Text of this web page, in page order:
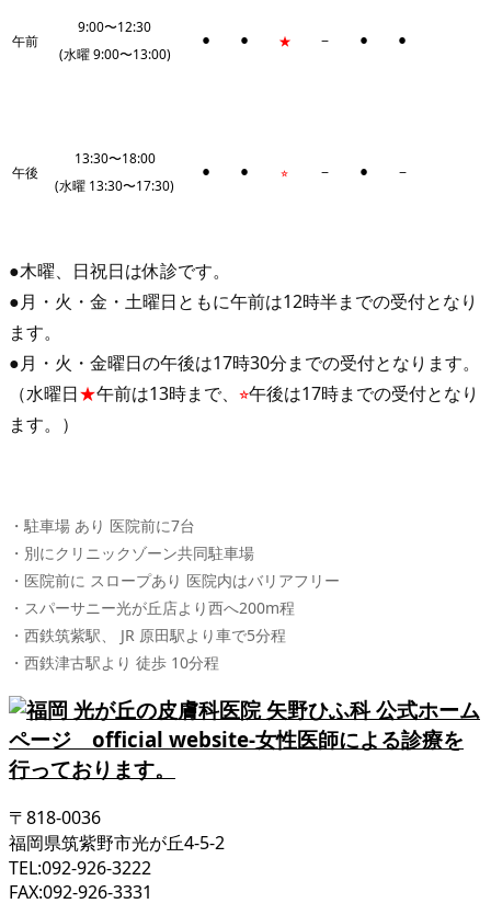
午前
9:00〜12:30
(水曜 9:00〜13:00)
⚫︎ ⚫︎ ★ − ⚫︎ ⚫︎
午後
13:30〜18:00
(水曜 13:30〜17:30)
⚫︎ ⚫︎ ⭐︎ − ⚫︎ −
●木曜、日祝日は休診です。
●月・火・金・土曜日ともに午前は12時半までの受付となり
ます。
●月・火・金曜日の午後は17時30分までの受付となります。
（水曜日★午前は13時まで、 ⭐︎午後は17時までの受付となり
ます。）
・駐車場 あり 医院前に7台
・別にクリニックゾーン共同駐車場
・医院前に スロープあり 医院内はバリアフリー
・スパーサニー光が丘店より西へ200m程
・西鉄筑紫駅、 JR 原田駅より車で5分程
・西鉄津古駅より 徒歩 10分程
〒818-0036
福岡県筑紫野市光が丘4-5-2
TEL:092-926-3222
FAX:092-926-3331